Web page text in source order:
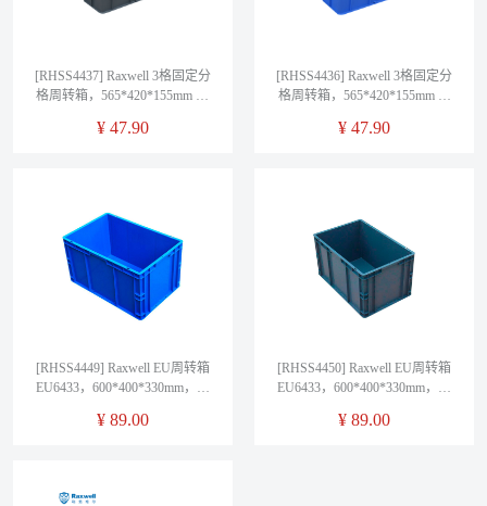
[RHSS4437] Raxwell 3格固定分
格周转箱，565*420*155mm 灰
¥ 47.90
[RHSS4436] Raxwell 3格固定分
格周转箱，565*420*155mm 蓝
¥47.90
[RHSS4449] Raxwell EU周转箱
EU6433，600*400*330mm，蓝
¥ 89.00
[RHSS4450] Raxwell EU周转箱
EU6433，600*400*330mm，灰
¥89.00